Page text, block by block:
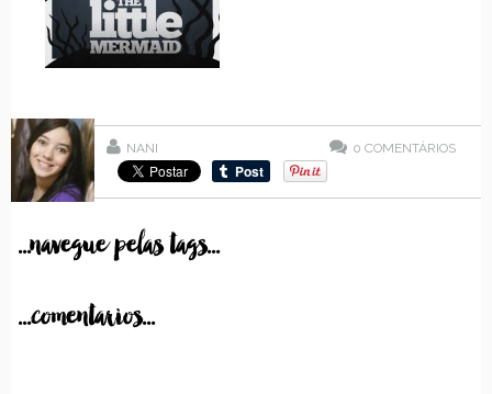
NANI 0 COMENTÁRIOS
...navegue pelas tags...
...comentarios...